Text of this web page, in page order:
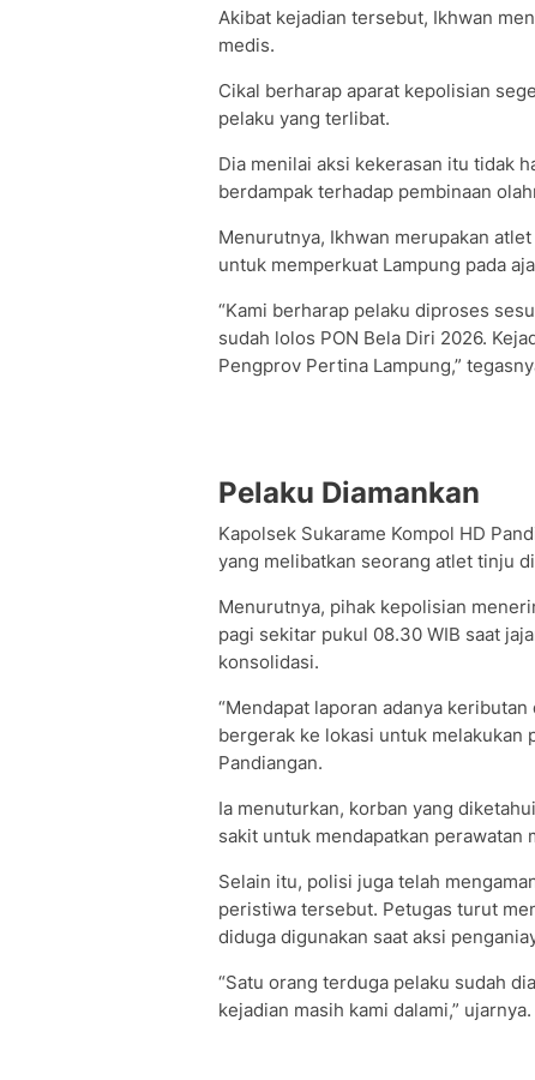
Akibat kejadian tersebut, Ikhwan
medis.
Cikal berharap aparat kepolisian
pelaku yang terlibat.
Dia menilai aksi kekerasan itu tidak
berdampak terhadap pembinaan
Menurutnya, Ikhwan merupakan
untuk memperkuat Lampung pada
“Kami berharap pelaku diproses
sudah lolos PON Bela Diri 2026.
Pengprov Pertina Lampung,”
Pelaku Diamankan
Kapolsek Sukarame Kompol HD
yang melibatkan seorang atlet tinju
Menurutnya, pihak kepolisian
pagi sekitar pukul 08.30 WIB saat
konsolidasi.
“Mendapat laporan adanya
bergerak ke lokasi untuk melakukan
Pandiangan.
Ia menuturkan, korban yang
sakit untuk mendapatkan perawatan
Selain itu, polisi juga telah
peristiwa tersebut. Petugas turut
diduga digunakan saat aksi
“Satu orang terduga pelaku sudah
kejadian masih kami dalami,” ujarnya.